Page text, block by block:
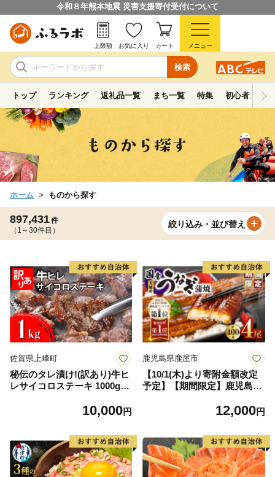
令和８年熊本地震 災害支援寄付受付について
検索
上限額 お気に入り カート メニュー
トップ ランキング 返礼品一覧 まち一覧 特集 初心者ガイド
ホーム ものから探す
897,431件
（1～30件目）
絞り込み・並び替え
佐賀県上峰町
秘伝のタレ漬け!(訳あり)牛ヒ
レサイコロステーキ 1000g
10,000円
鹿児島県鹿屋市
【10/1(木)より寄附金額改定
予定】【期間限定】鹿児島県
12,000円